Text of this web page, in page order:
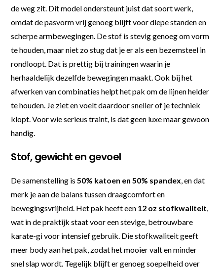
de weg zit. Dit model ondersteunt juist dat soort werk,
omdat de pasvorm vrij genoeg blijft voor diepe standen en
scherpe armbewegingen. De stof is stevig genoeg om vorm
te houden, maar niet zo stug dat je er als een bezemsteel in
rondloopt. Dat is prettig bij trainingen waarin je
herhaaldelijk dezelfde bewegingen maakt. Ook bij het
afwerken van combinaties helpt het pak om de lijnen helder
te houden. Je ziet en voelt daardoor sneller of je techniek
klopt. Voor wie serieus traint, is dat geen luxe maar gewoon
handig.
Stof, gewicht en gevoel
De samenstelling is50% katoen en 50% spandex, en dat
merk je aan de balans tussen draagcomfort en
bewegingsvrijheid. Het pak heeft een 12 oz stofkwaliteit,
wat in de praktijk staat voor een stevige, betrouwbare
karate-gi voor intensief gebruik. Die stofkwaliteit geeft
meer body aan het pak, zodat het mooier valt en minder
snel slap wordt. Tegelijk blijft er genoeg soepelheid over